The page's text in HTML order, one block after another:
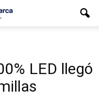
LED llegó